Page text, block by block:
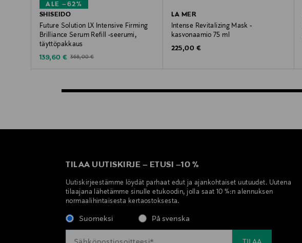
ALE –62%
SHISEIDO
Future Solution LX Intensive Firming
Brilliance Serum Refill -seerumi,
täyttöpakkaus
Discounted Price
139,60 € Original Price
368,00 €
LA MER
Intense Revitalizing Mask -
kasvonaamio 75 ml
Original Price
225,00 €
TILAA UUTISKIRJE – ETUSI –10 %
Uutiskirjeestämme löydät parhaat edut ja ajankohtaiset uutuudet. Uutena
tilaajana lähetämme sinulle etukoodin, jolla saat 10 %:n alennuksen
normaalihintaisesta kertaostoksesta.
Suomeksi På svenska